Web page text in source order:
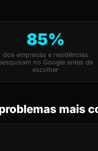
85%
dos empresas e residências
no Google antes de
escolher
mais